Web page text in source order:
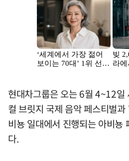
현대차그룹은 오는 6월 4~12일
컬 브릿지 국제 음악 페스티벌
비뇽 일대에서 진행되는 아비뇽
다.